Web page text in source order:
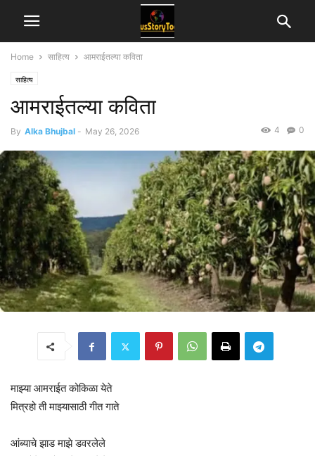
Home साहित्य आमराईतल्या कविता
साहित्य
आमराईतल्या कविता
By Alka Bhujbal - May 26, 2026 0
4
माझ्या आमराईत कोकिळा येते
मित्रहो ती माझ्यासाठी गीत गाते
आंब्याचे झाड माझे डवरलेले